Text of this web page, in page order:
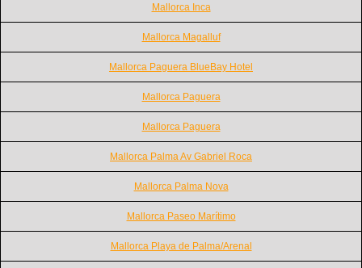
Mallorca Inca
Mallorca Magalluf
Mallorca Paguera BlueBay Hotel
Mallorca Paguera
Mallorca Paguera
Mallorca Palma Av Gabriel Roca
Mallorca Palma Nova
Mallorca Paseo Marítimo
Mallorca Playa de Palma/Arenal